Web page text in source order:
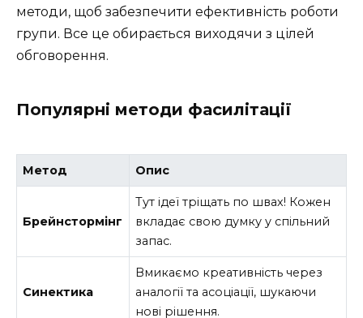
методи, щоб забезпечити ефективність роботи
групи. Все це обирається виходячи з цілей
обговорення.
Популярні методи фасилітації
Метод Опис
Брейнстормінг
Тут ідеї тріщать по швах! Кожен
вкладає свою думку у спільний
запас.
Синектика
Вмикаємо креативність через
аналогії та асоціації, шукаючи
нові рішення.